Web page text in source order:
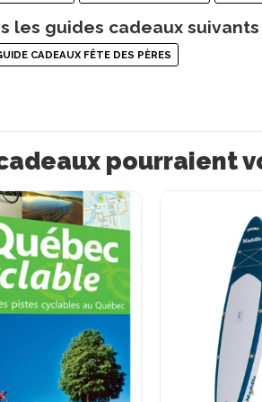
les guides cadeaux suivants
CADEAUX FÊTE DES PÈRES
pourraient